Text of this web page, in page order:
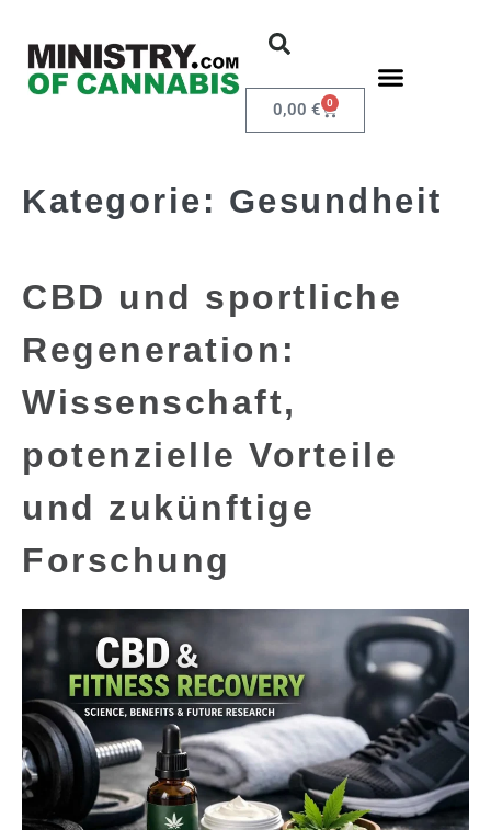
0,00 € 0
Kategorie: Gesundheit
CBD und sportliche
Regeneration:
Wissenschaft,
potenzielle Vorteile
und zukünftige
Forschung